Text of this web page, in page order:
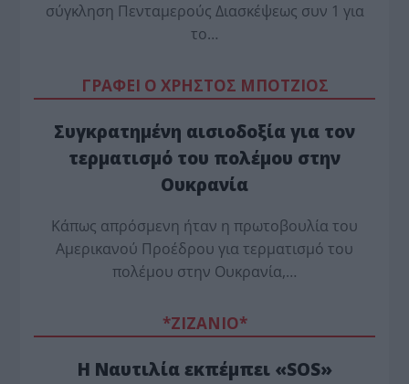
σύγκληση Πενταμερούς Διασκέψεως συν 1 για
το…
ΓΡΑΦΕΙ Ο ΧΡΗΣΤΟΣ ΜΠΟΤΖΙΟΣ
Συγκρατημένη αισιοδοξία για τον
τερματισμό του πολέμου στην
Ουκρανία
Κάπως απρόσμενη ήταν η πρωτοβουλία του
Αμερικανού Προέδρου για τερματισμό του
πολέμου στην Ουκρανία,…
*ZΙΖΑΝΙΟ*
Η Ναυτιλία εκπέμπει «SOS»